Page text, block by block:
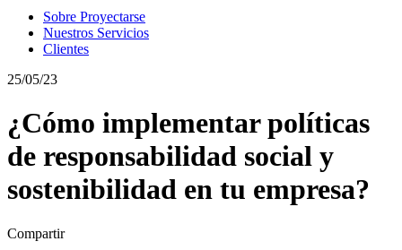
Sobre Proyectarse
Nuestros Servicios
Clientes
25/05/23
¿Cómo implementar políticas
de responsabilidad social y
sostenibilidad en tu empresa?
Compartir